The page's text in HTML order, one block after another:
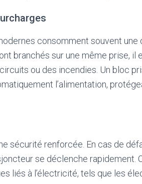
consomment souvent une
branchés sur une même prise, il
ou des incendies. Un bloc
l’alimentation,
sécurité renforcée. En cas de
se déclenche rapidement.
liés à l’électricité, tels que les